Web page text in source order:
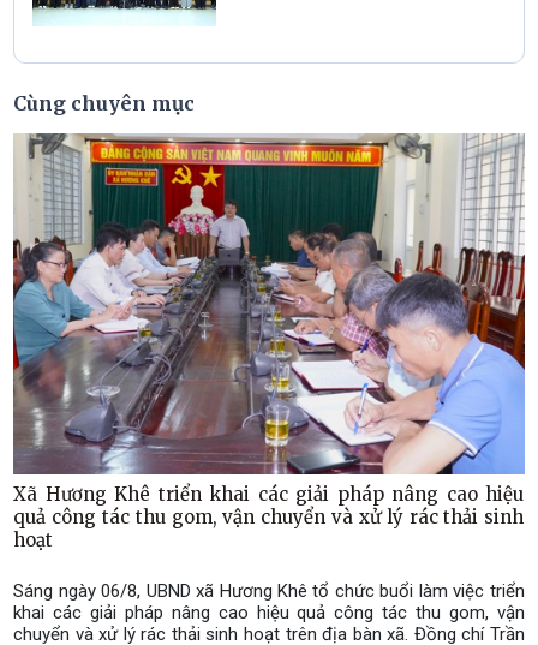
Cùng chuyên mục
Xã Hương Khê triển khai các giải pháp nâng cao hiệu
quả công tác thu gom, vận chuyển và xử lý rác thải sinh
hoạt
Sáng ngày 06/8, UBND xã Hương Khê tổ chức buổi làm việc triển
khai các giải pháp nâng cao hiệu quả công tác thu gom, vận
chuyển và xử lý rác thải sinh hoạt trên địa bàn xã. Đồng chí Trần